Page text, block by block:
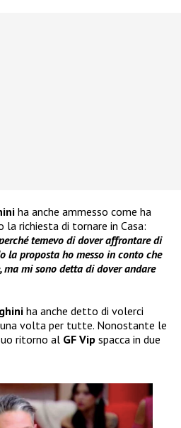
ha anche ammesso come ha
richiesta di tornare in Casa:
temevo di dover affrontare di
la proposta ho messo in conto che
ma mi sono detta di dover andare
ha anche detto di volerci
volta per tutte. Nonostante le
ritorno al GF Vip spacca in due